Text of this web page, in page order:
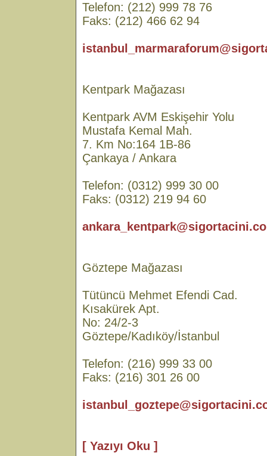
Telefon: (212) 999 78 76
Faks: (212) 466 62 94
Kentpark Mağazası
Kentpark AVM Eskişehir Yolu
Mustafa Kemal Mah.
7. Km No:164 1B-86
Çankaya / Ankara
Telefon: (0312) 999 30 00
Faks: (0312) 219 94 60
Göztepe Mağazası
Tütüncü Mehmet Efendi Cad.
Kısakürek Apt.
No: 24/2-3
Göztepe/Kadıköy/İstanbul
Telefon: (216) 999 33 00
Faks: (216) 301 26 00
[ Yazıyı Oku ]